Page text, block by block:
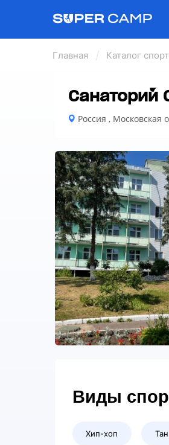
Главная Каталог
Санаторий
Россия , Московская
Виды
Хип-хоп